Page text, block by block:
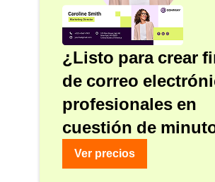
¿Listo para crear
de correo
profesionales en
cuestión de
Ver precios